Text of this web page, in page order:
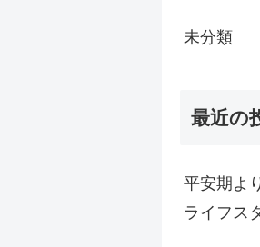
未分類
最近の
平安期よ
ライフス